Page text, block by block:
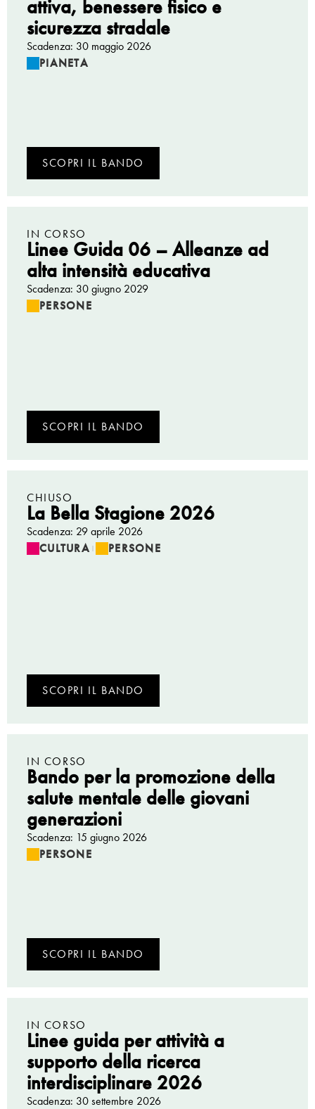
attiva, benessere fisico e
sicurezza stradale
Scadenza: 30 maggio 2026
PIANETA
SCOPRI IL BANDO
IN CORSO
Linee Guida 06 – Alleanze ad
alta intensità educativa
Scadenza: 30 giugno 2029
PERSONE
SCOPRI IL BANDO
CHIUSO
La Bella Stagione 2026
Scadenza: 29 aprile 2026
CULTURA | PERSONE
SCOPRI IL BANDO
IN CORSO
Bando per la promozione della
salute mentale delle giovani
generazioni
Scadenza: 15 giugno 2026
PERSONE
SCOPRI IL BANDO
IN CORSO
Linee guida per attività a
supporto della ricerca
interdisciplinare 2026
Scadenza: 30 settembre 2026